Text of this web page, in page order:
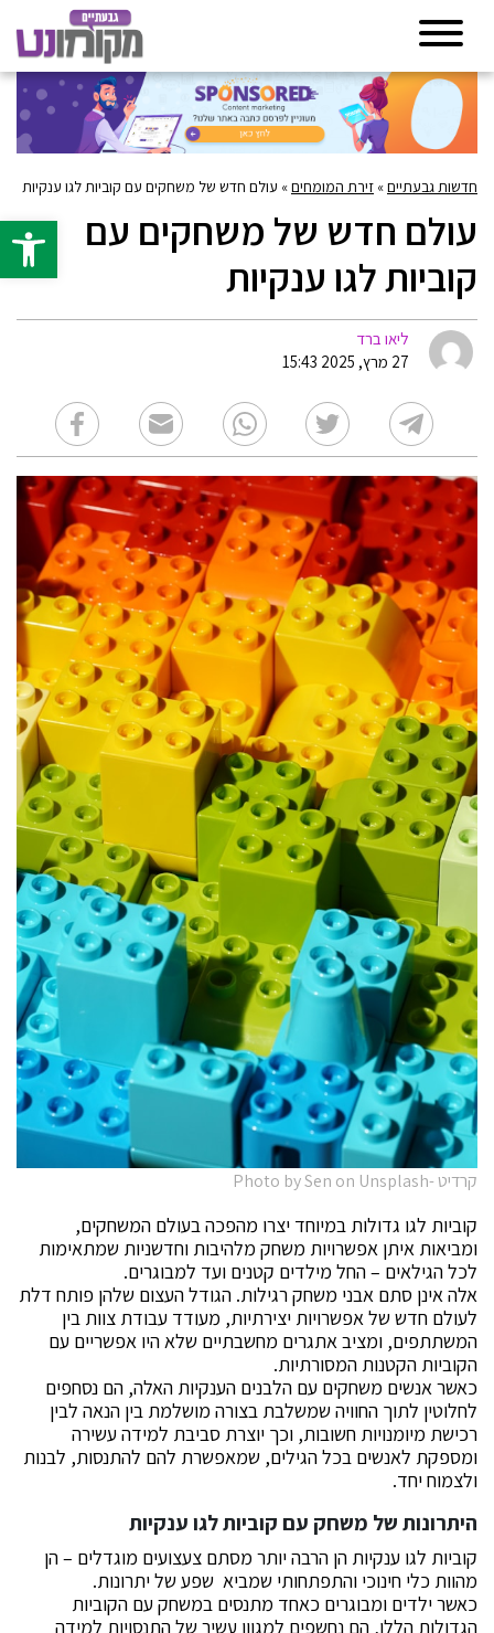
פתח
חדשות גבעתיים» זירת המומחים» עולם חדש של משחקים עם קוביות לגו ענקיות
עולם חדש של משחקים עם
קוביות לגו ענקיות
ליאו ברד
27 מרץ, 2025 15:43
קרדיט -Photo by Sen on Unsplash
קוביות לגו גדולות במיוחד יצרו מהפכה בעולם המשחקים,
ומביאות איתן אפשרויות משחק מלהיבות וחדשניות שמתאימות
לכל הגילאים – החל מילדים קטנים ועד למבוגרים.
אלה אינן סתם אבני משחק רגילות. הגודל העצום שלהן פותח דלת
לעולם חדש של אפשרויות יצירתיות, מעודד עבודת צוות בין
המשתתפים, ומציב אתגרים מחשבתיים שלא היו אפשריים עם
הקוביות הקטנות המסורתיות.
כאשר אנשים משחקים עם הלבנים הענקיות האלה, הם נסחפים
לחלוטין לתוך החוויה שמשלבת בצורה מושלמת בין הנאה לבין
רכישת מיומנויות חשובות, וכך יוצרת סביבת למידה עשירה
ומספקת לאנשים בכל הגילים, שמאפשרת להם להתנסות, לבנות
ולצמוח יחד.
היתרונות של משחק עם קוביות לגו ענקיות
קוביות לגו ענקיות הן הרבה יותר מסתם צעצועים מוגדלים – הן
מהוות כלי חינוכי והתפתחותי שמביא שפע של יתרונות.
כאשר ילדים ומבוגרים כאחד מתנסים במשחק עם הקוביות
הגדולות הללו, הם נחשפים למגוון עשיר של התנסויות למידה